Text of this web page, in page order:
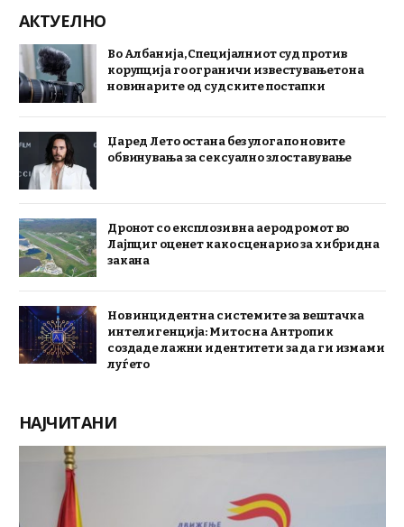
АКТУЕЛНО
Во Албанија, Специјалниот суд против
корупција го ограничи известувањето на
новинарите од судските постапки
Џаред Лето остана без улога по новите
обвинувања за сексуално злоставување
Дронот со експлозив на аеродромот во
Лајпциг оценет како сценарио за хибридна
закана
Нов инцидент на системите за вештачка
интелигенција: Митос на Антропик
создаде лажни идентитети за да ги измами
луѓето
НАЈЧИТАНИ